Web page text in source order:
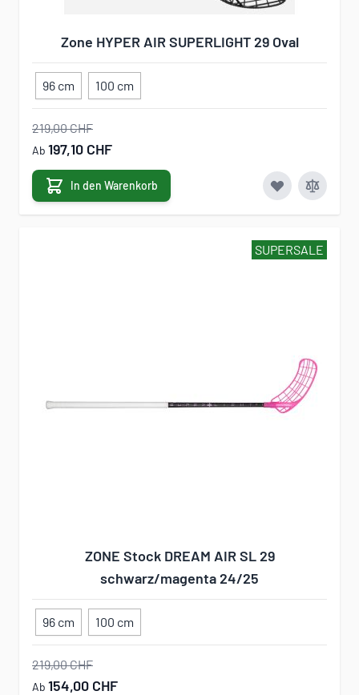
Zone HYPER AIR SUPERLIGHT 29 Oval
96 cm 100 cm
219,00 CHF
Ab 197,10 CHF
In den Warenkorb
SUPERSALE
ZONE Stock DREAM AIR SL 29
schwarz/magenta 24/25
96 cm 100 cm
219,00 CHF
Ab 154,00 CHF